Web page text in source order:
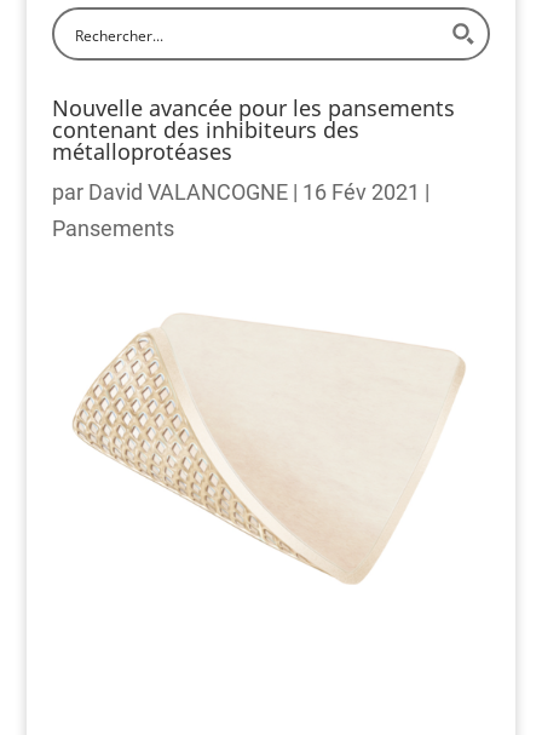
Nouvelle avancée pour les pansements
contenant des inhibiteurs des
métalloprotéases
par David VALANCOGNE| 16 Fév 2021 |
Pansements